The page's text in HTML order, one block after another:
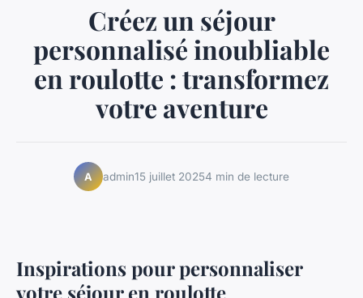
Créez un séjour
personnalisé inoubliable
en roulotte : transformez
votre aventure
A admin15 juillet 20254 min de lecture
Inspirations pour personnaliser
votre séjour en roulotte